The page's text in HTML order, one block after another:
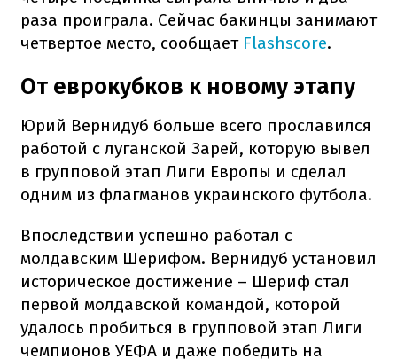
раза проиграла. Сейчас бакинцы занимают
четвертое место, сообщает Flashscore.
От еврокубков к новому этапу
Юрий Вернидуб больше всего прославился
работой с луганской Зарей, которую вывел
в групповой этап Лиги Европы и сделал
одним из флагманов украинского футбола.
Впоследствии успешно работал с
молдавским Шерифом. Вернидуб установил
историческое достижение – Шериф стал
первой молдавской командой, которой
удалось пробиться в групповой этап Лиги
чемпионов УЕФА и даже победить на